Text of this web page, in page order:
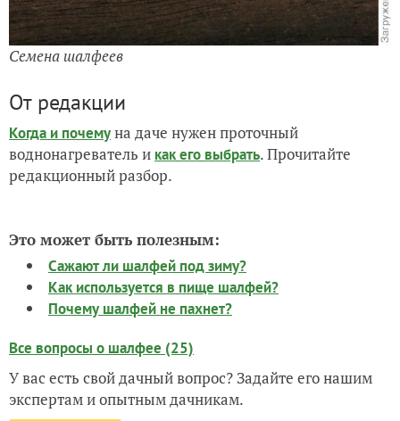
Семена шалфеев
От редакции
Когда и почемуна даче нужен проточный
воднонагреватель и как его выбрать. Прочитайте
редакционный разбор.
Это может быть полезным:
Сажают ли шалфей под зиму?
Как используется в пище шалфей?
Почему шалфей не пахнет?
Все вопросы о шалфее (25)
У вас есть свой дачный вопрос? Задайте его нашим
экспертам и опытным дачникам.